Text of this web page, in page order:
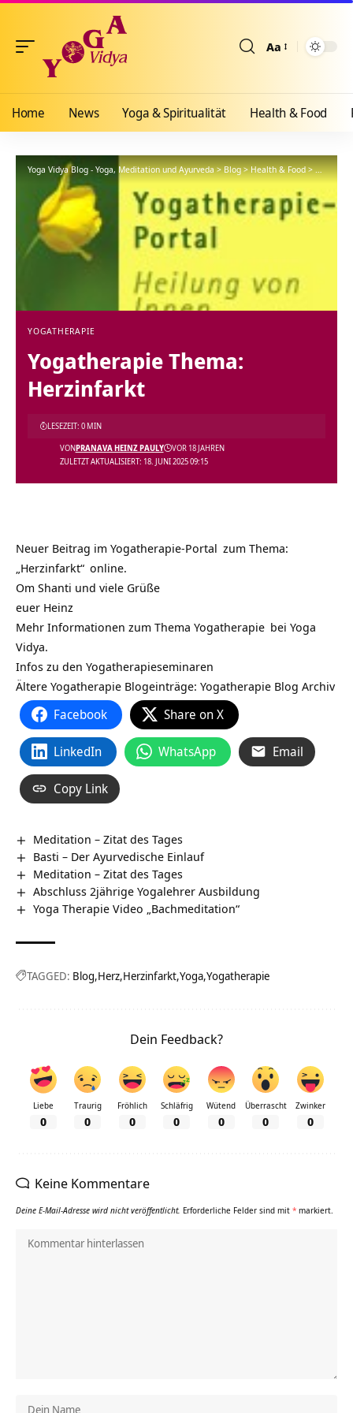
Aa
Home News Yoga & Spiritualität Health & Food
Yoga Vidya Blog - Yoga, Meditation und Ayurveda>Blog>Health & Food>
YOGATHERAPIE
Yogatherapie Thema:
Herzinfarkt
ZULETZT AKTUALISIERT: 18. JUNI 2025 09:15
VONPRANAVA HEINZ PAULY VOR 18 JAHREN
LESEZEIT: 0 MIN
Neuer Beitrag im Yogatherapie-Portal zum Thema:
„Herzinfarkt“ online.
Om Shanti und viele Grüße
euer Heinz
Mehr Informationen zum Thema Yogatherapie bei Yoga
Vidya.
Infos zu den Yogatherapieseminaren
Ältere Yogatherapie Blogeinträge: Yogatherapie Blog Archiv
Facebook Share on X
LinkedIn WhatsApp Email
Copy Link
Meditation – Zitat des Tages
Basti – Der Ayurvedische Einlauf
Meditation – Zitat des Tages
Abschluss 2jährige Yogalehrer Ausbildung
Yoga Therapie Video „Bachmeditation“
TAGGED: Blog Herz Herzinfarkt Yoga Yogatherapie
Dein Feedback?
Liebe
0
Traurig
0
Fröhlich
0
Schläfrig
0
Wütend
0
Überrascht
0
Zwinker
0
Keine Kommentare
Deine E-Mail-Adresse wird nicht veröffentlicht. Erforderliche Felder sind mit * markiert.